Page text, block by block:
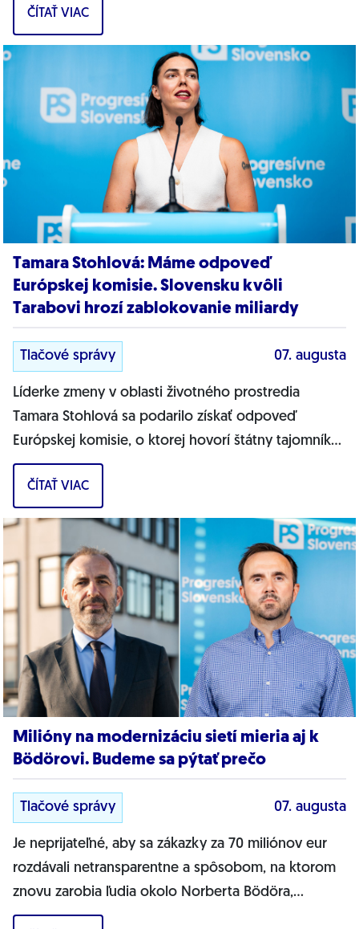
dôkazy,...
ČÍTAŤ VIAC
Tamara Stohlová: Máme odpoveď
Európskej komisie. Slovensku kvôli
Tarabovi hrozí zablokovanie miliardy
Tlačové správy 07. augusta
Líderke zmeny v oblasti životného prostredia
Tamara Stohlová sa podarilo získať odpoveď
Európskej komisie, o ktorej hovorí štátny tajomník
MŽP Filip Kuffa. Môžem jednoznačne...
ČÍTAŤ VIAC
Milióny na modernizáciu sietí mieria aj k
Bödörovi. Budeme sa pýtať prečo
Tlačové správy 07. augusta
Je neprijateľné, aby sa zákazky za 70 miliónov eur
rozdávali netransparentne a spôsobom, na ktorom
znovu zarobia ľudia okolo Norberta Bödöra,
povedal podpredseda Progresívneho Slovenska a...